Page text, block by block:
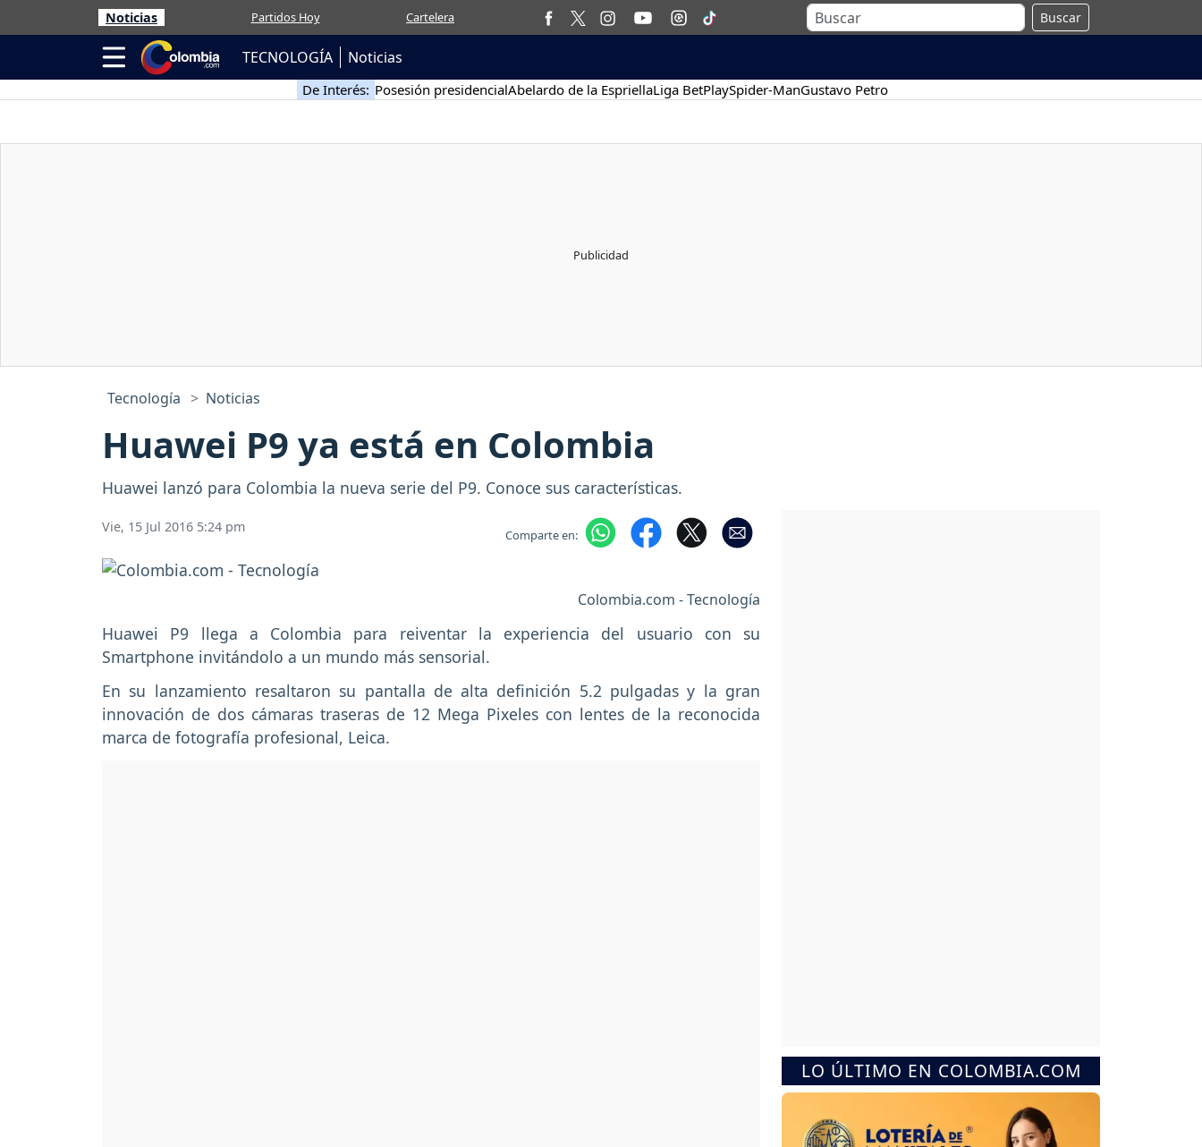
Noticias Partidos Hoy Cartelera Buscar
TECNOLOGÍA Noticias
De Interés: Posesión presidencialAbelardo de la EspriellaLiga BetPlaySpider-ManGustavo Petro
Tecnología Noticias
Huawei P9 ya está en Colombia
Huawei lanzó para Colombia la nueva serie del P9. Conoce sus características.
Vie, 15 Jul 2016 5:24 pm Comparte en:
Colombia.com - Tecnología
Huawei P9 llega a Colombia para reiventar la experiencia del usuario con su
Smartphone invitándolo a un mundo más sensorial.
En su lanzamiento resaltaron su pantalla de alta definición 5.2 pulgadas y la gran
innovación de dos cámaras traseras de 12 Mega Pixeles con lentes de la reconocida
marca de fotografía profesional, Leica.
LO ÚLTIMO EN COLOMBIA.COM